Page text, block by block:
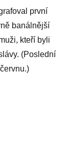
první
banálnější
kteří byli
(Poslední